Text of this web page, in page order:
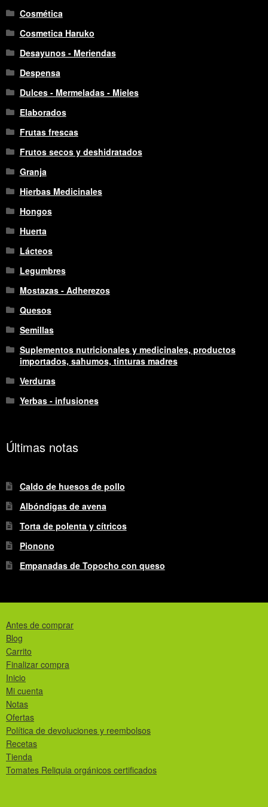
Cosmética
Cosmetica Haruko
Desayunos - Meriendas
Despensa
Dulces - Mermeladas - Mieles
Elaborados
Frutas frescas
Frutos secos y deshidratados
Granja
Hierbas Medicinales
Hongos
Huerta
Lácteos
Legumbres
Mostazas - Adherezos
Quesos
Semillas
Suplementos nutricionales y medicinales, productos
importados, sahumos, tinturas madres
Verduras
Yerbas - infusiones
Últimas notas
Caldo de huesos de pollo
Albóndigas de avena
Torta de polenta y cítricos
Pionono
Empanadas de Topocho con queso
Antes de comprar
Blog
Carrito
Finalizar compra
Inicio
Mi cuenta
Notas
Ofertas
Política de devoluciones y reembolsos
Recetas
Tienda
Tomates Reliquia orgánicos certificados